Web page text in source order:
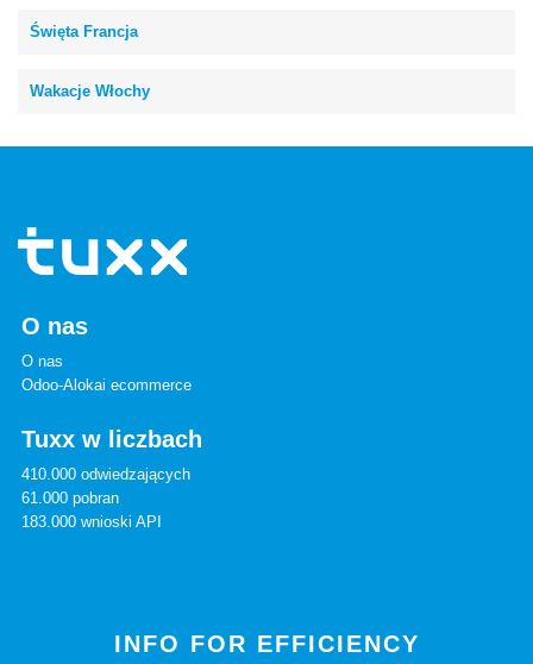
Święta Francja
Wakacje Włochy
O nas
O nas
Odoo-Alokai ecommerce
Tuxx w liczbach
410.000 odwiedzających
61.000 pobran
183.000 wnioski API
INFO FOR EFFICIENCY